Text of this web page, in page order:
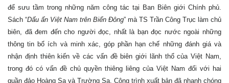
để sưu tầm trong những năm công tác tại Ban Biên giới Chính phủ.
Sách “Dấu ấn Việt Nam trên Biển Đông” mà TS Trần Công Trục làm chủ
biên, đã đem đến cho người đọc, nhất là bạn đọc nước ngoài những
thông tin bổ ích và minh xác, góp phần hạn chế những đánh giá và
nhận định thiên kiến về các vấn đề biên giới lãnh thổ của Việt Nam,
trong đó có vấn đề chủ quyền thiêng liêng của Việt Nam đối với hai
quần đảo Hoàng Sa và Trường Sa. Công trình xuất bản đã nhanh chóng